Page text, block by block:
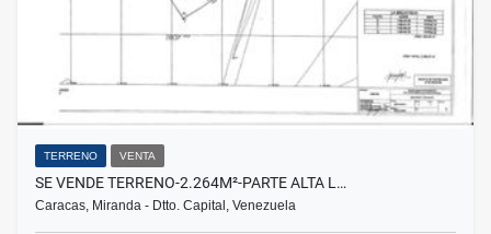
TERRENO VENTA
SE VENDE TERRENO-2.264M²-PARTE ALTA L…
Caracas, Miranda - Dtto. Capital, Venezuela